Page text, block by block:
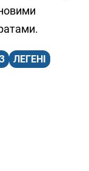
ЛЕГЕНІ